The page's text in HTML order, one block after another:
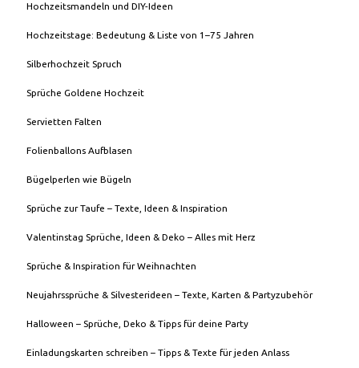
Hochzeitsmandeln und DIY-Ideen
Hochzeitstage: Bedeutung & Liste von 1–75 Jahren
Silberhochzeit Spruch
Sprüche Goldene Hochzeit
Servietten Falten
Folienballons Aufblasen
Bügelperlen wie Bügeln
Sprüche zur Taufe – Texte, Ideen & Inspiration
Valentinstag Sprüche, Ideen & Deko – Alles mit Herz
Sprüche & Inspiration für Weihnachten
Neujahrssprüche & Silvesterideen – Texte, Karten & Partyzubehör
Halloween – Sprüche, Deko & Tipps für deine Party
Einladungskarten schreiben – Tipps & Texte für jeden Anlass